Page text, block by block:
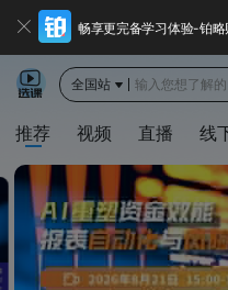
畅享更完备学习体验-铂略
全国站 输入您想了解的
推荐 视频 直播 线